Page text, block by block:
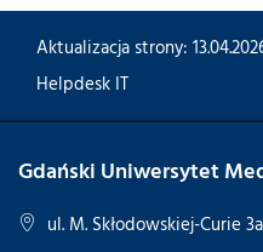
Aktualizacja strony:
Helpdesk IT
Gdański Uniwersytet
ul. M. Skłodowskiej-Curie